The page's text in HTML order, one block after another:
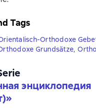
Tags
Orthodoxe
Grundsätze,
энциклопедия
»